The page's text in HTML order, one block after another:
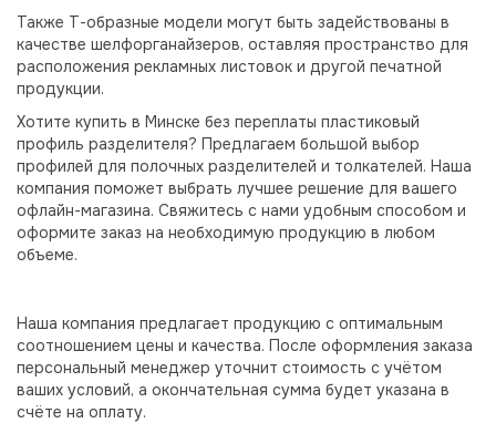
Также Т-образные модели могут быть задействованы в
качестве шелфорганайзеров, оставляя пространство для
расположения рекламных листовок и другой печатной
продукции.
Хотите купить в Минске без переплаты пластиковый
профиль разделителя? Предлагаем большой выбор
профилей для полочных разделителей и толкателей. Наша
компания поможет выбрать лучшее решение для вашего
офлайн-магазина. Свяжитесь с нами удобным способом и
оформите заказ на необходимую продукцию в любом
объеме.
Наша компания предлагает продукцию с оптимальным
соотношением цены и качества. После оформления заказа
персональный менеджер уточнит стоимость с учётом
ваших условий, а окончательная сумма будет указана в
счёте на оплату.